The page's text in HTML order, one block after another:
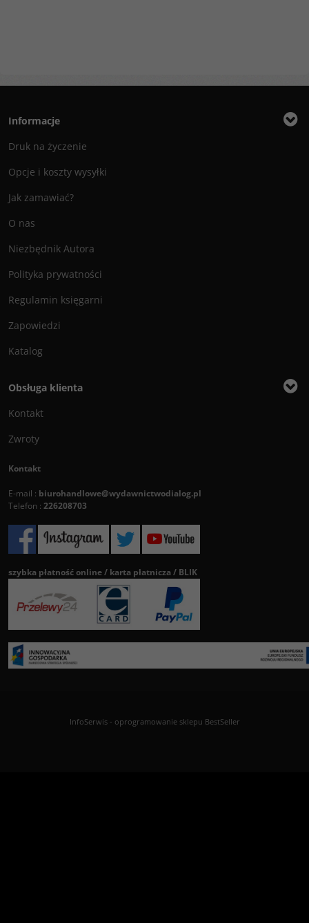
Informacje
Druk na życzenie
Opcje i koszty wysyłki
Jak zamawiać?
O nas
Niezbędnik Autora
Polityka prywatności
Regulamin księgarni
Zapowiedzi
Katalog
Obsługa klienta
Kontakt
Zwroty
Kontakt
E-mail : biurohandlowe@wydawnictwodialog.pl
Telefon : 226208703
szybka płatność online / karta płatnicza / BLIK
InfoSerwis- oprogramowanie sklepu BestSeller